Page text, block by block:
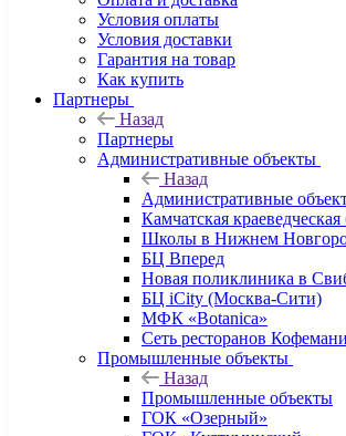
Условия оплаты
Условия доставки
Гарантия на товар
Как купить
Партнеры
Назад
Партнеры
Административные объекты
Назад
Административные
Камчатская
Школы в Нижнем
БЦ Вперед
Новая поликлиника в
БЦ iCity (Москва-Сити)
МФК «Botanica»
Сеть ресторанов
Промышленные объекты
Назад
Промышленные объекты
ГОК «Озерный»